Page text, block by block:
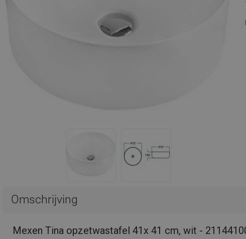
Omschrijving
Mexen Tina opzetwastafel 41x 41 cm, wit -